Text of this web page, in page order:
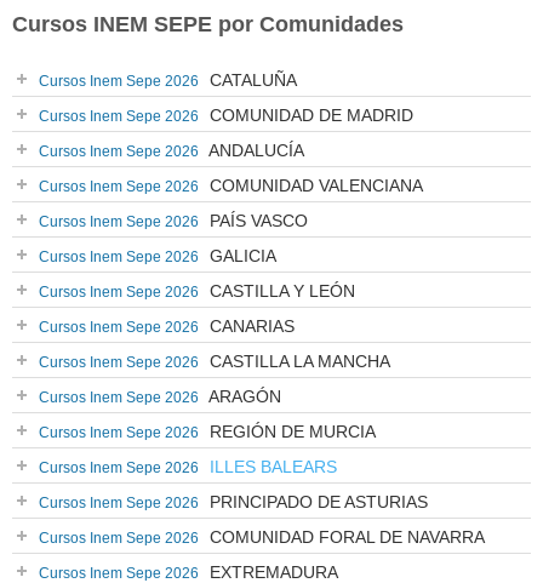
Cursos INEM SEPE por Comunidades
Cursos Inem Sepe 2026 CATALUÑA
Cursos Inem Sepe 2026 COMUNIDAD DE MADRID
Cursos Inem Sepe 2026 ANDALUCÍA
Cursos Inem Sepe 2026 COMUNIDAD VALENCIANA
Cursos Inem Sepe 2026 PAÍS VASCO
Cursos Inem Sepe 2026 GALICIA
Cursos Inem Sepe 2026 CASTILLA Y LEÓN
Cursos Inem Sepe 2026 CANARIAS
Cursos Inem Sepe 2026 CASTILLA LA MANCHA
Cursos Inem Sepe 2026 ARAGÓN
Cursos Inem Sepe 2026 REGIÓN DE MURCIA
Cursos Inem Sepe 2026 ILLES BALEARS
Cursos Inem Sepe 2026 PRINCIPADO DE ASTURIAS
Cursos Inem Sepe 2026 COMUNIDAD FORAL DE NAVARRA
Cursos Inem Sepe 2026 EXTREMADURA